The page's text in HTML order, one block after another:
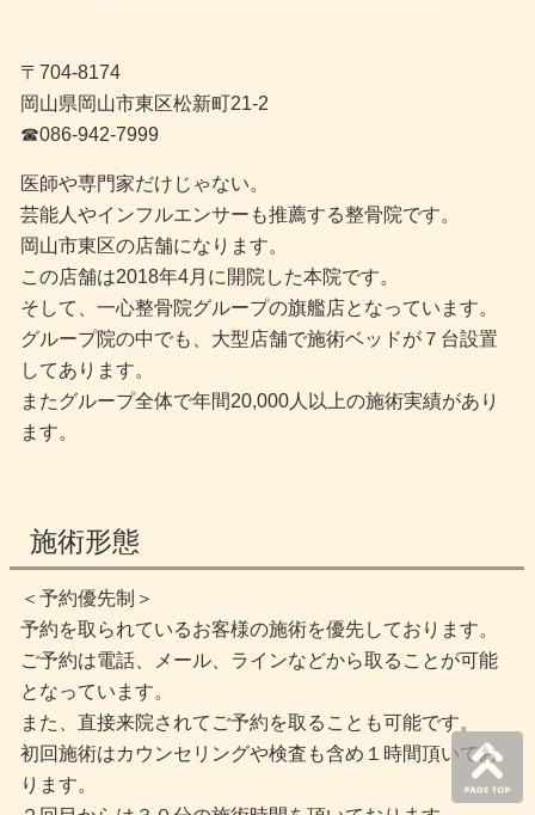
〒704-8174
岡山県岡山市東区松新町21-2
☎︎086-942-7999
医師や専門家だけじゃない。
芸能人やインフルエンサーも推薦する整骨院です。
岡山市東区の店舗になります。
この店舗は2018年4月に開院した本院です。
そして、一心整骨院グループの旗艦店となっています。
グループ院の中でも、大型店舗で施術ベッドが７台設置
してあります。
またグループ全体で年間20,000人以上の施術実績があり
ます。
施術形態
＜予約優先制＞
予約を取られているお客様の施術を優先しております。
ご予約は電話、メール、ラインなどから取ることが可能
となっています。
また、直接来院されてご予約を取ることも可能です。
初回施術はカウンセリングや検査も含め１時間頂いてお
ります。